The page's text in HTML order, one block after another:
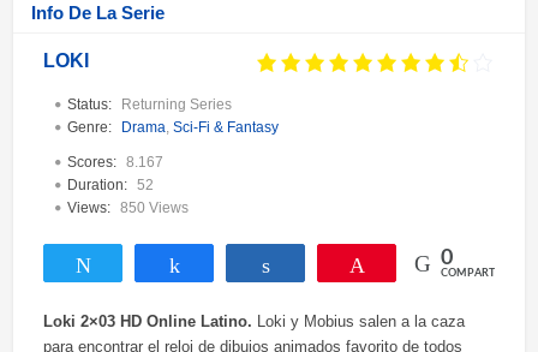
Info De La Serie
LOKI
Status:
Returning Series
Genre:
Drama Sci-Fi & Fantasy
Scores: 8.167
Duration: 52
Views: 850 Views
Compartir Compartir 0
COMPARTIR
Loki 2×03 HD Online Latino. Loki y Mobius salen a la caza
para encontrar el reloj de dibujos animados favorito de todos